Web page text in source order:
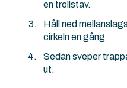
en trollstav.
Håll ned
cirkeln en gång
Sedan sveper
ut.